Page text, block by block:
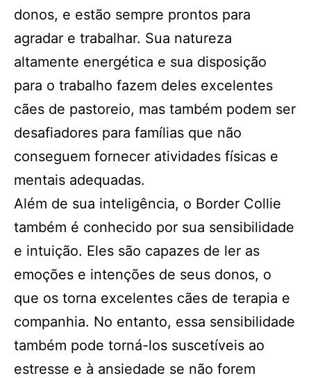
donos, e estão sempre prontos para
agradar e trabalhar. Sua natureza
altamente energética e sua disposição
para o trabalho fazem deles excelentes
cães de pastoreio, mas também podem ser
desafiadores para famílias que não
conseguem fornecer atividades físicas e
mentais adequadas.
Além de sua inteligência, o Border Collie
também é conhecido por sua sensibilidade
e intuição. Eles são capazes de ler as
emoções e intenções de seus donos, o
que os torna excelentes cães de terapia e
companhia. No entanto, essa sensibilidade
também pode torná-los suscetíveis ao
estresse e à ansiedade se não forem